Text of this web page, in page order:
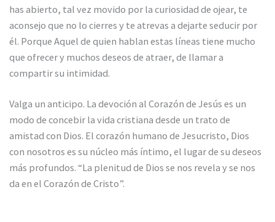
has abierto, tal vez movido por la curiosidad de ojear, te
aconsejo que no lo cierres y te atrevas a dejarte seducir por
él. Porque Aquel de quien hablan estas líneas tiene mucho
que ofrecer y muchos deseos de atraer, de llamar a
compartir su intimidad.
Valga un anticipo. La devoción al Corazón de Jesús es un
modo de concebir la vida cristiana desde un trato de
amistad con Dios. El corazón humano de Jesucristo, Dios
con nosotros es su núcleo más íntimo, el lugar de su deseos
más profundos. “La plenitud de Dios se nos revela y se nos
da en el Corazón de Cristo”.